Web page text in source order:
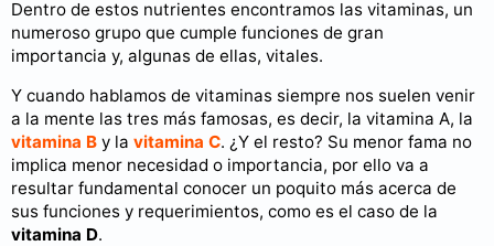
Dentro de estos nutrientes encontramos las vitaminas, un
numeroso grupo que cumple funciones de gran
importancia y, algunas de ellas, vitales.
Y cuando hablamos de vitaminas siempre nos suelen venir
a la mente las tres más famosas, es decir, la vitamina A, la
vitamina B y la vitamina C. ¿Y el resto? Su menor fama no
implica menor necesidad o importancia, por ello va a
resultar fundamental conocer un poquito más acerca de
sus funciones y requerimientos, como es el caso de la
vitamina D.